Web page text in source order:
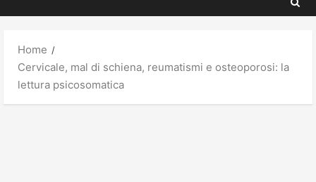
Home
Cervicale, mal di schiena, reumatismi e osteoporosi: la
lettura psicosomatica